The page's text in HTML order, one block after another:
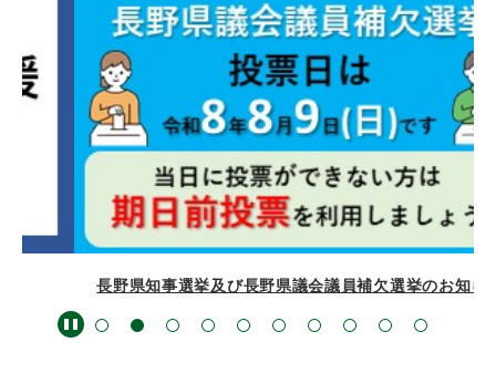
長野県知事選挙及び長野県議会議員補欠選挙のお知らせ